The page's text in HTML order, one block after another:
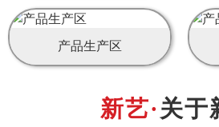
产品生产区
关于